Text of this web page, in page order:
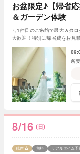
お盆限定♪【帰省
＆ガーデン体験
＼1件目のご来館で最大カタ
大歓迎！特別に帰省費をお見
8/16 (日)
残席 無料 リアルタイム予